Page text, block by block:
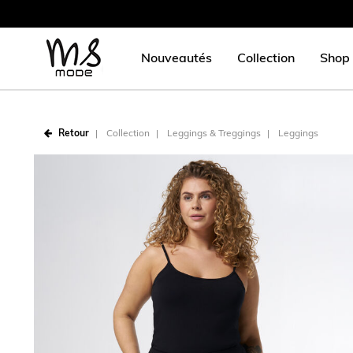
Nouveautés Collection
Retour Collection Leggings & Treggings Leggings